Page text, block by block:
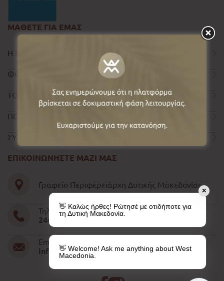
ΜΑΘΕΤΕ ΓΙΑ ΕΜΑΣ
Η ΠΕΡΙΦΕΡΕΙΑ
ΦΟΡΜΑ ΕΠΙΚΟΙΝΩΝΙΑΣ
ΤΟΥΡΙΣΤΙΚΟΣ ΟΔΗΓΟΣ
ΠΟΛΙΤΙΚΗ ΑΠΟΡΡΗΤΟΥ
ΣΥΝΤΕΛΕΣΤΕΣ
ΕΠΙΚΟΙΝΩΝΗΣΤΕ ΜΑΖΙ ΜΑΣ
Γραφείο Περιφερειάρχη Δυτικής Μακεδονίας
Τηλέφωνο
2461052610-11-15
Email
info@pdm.gov.gr
✕
👋 Καλώς ήρθες! Ρώτησέ με οτιδήποτε για
τη Δυτική Μακεδονία.
👋 Welcome! Ask me anything about West
Macedonia.